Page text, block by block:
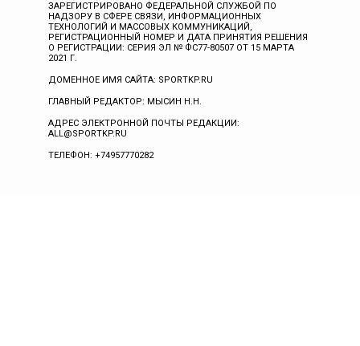
ЗАРЕГИСТРИРОВАНО ФЕДЕРАЛЬНОЙ СЛУЖБОЙ ПО
НАДЗОРУ В СФЕРЕ СВЯЗИ, ИНФОРМАЦИОННЫХ
ТЕХНОЛОГИЙ И МАССОВЫХ КОММУНИКАЦИЙ,
РЕГИСТРАЦИОННЫЙ НОМЕР И ДАТА ПРИНЯТИЯ РЕШЕНИЯ
О РЕГИСТРАЦИИ: СЕРИЯ ЭЛ № ФС77-80507 ОТ 15 МАРТА
2021 Г.
ДОМЕННОЕ ИМЯ САЙТА: SPORTKP.RU
ГЛАВНЫЙ РЕДАКТОР: МЫСИН Н.Н.
АДРЕС ЭЛЕКТРОННОЙ ПОЧТЫ РЕДАКЦИИ:
ALL@SPORTKP.RU
ТЕЛЕФОН: +74957770282